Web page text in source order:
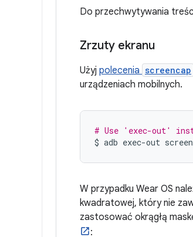
Do przechwytywania
Zrzuty ekranu
Użyj polecenia screencap
urządzeniach mobilnych.
# Use 'exec-out'
$ adb exec-out
W przypadku Wear OS
kwadratowej, który nie
zastosować okrągłą
: